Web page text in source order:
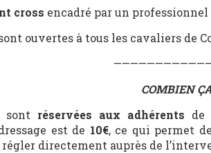
cross encadré par un
ouvertes à tous les cavaliers de
COMBIEN
sont réservées aux adhérents de
est de 10€, ce qui permet
directement auprès de